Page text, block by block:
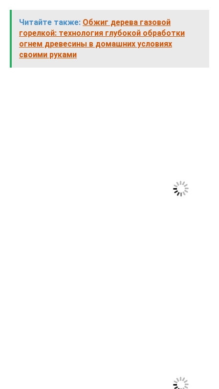
Читайте также: Обжиг дерева газовой
горелкой: технология глубокой обработки
огнем древесины в домашних условиях
своими руками